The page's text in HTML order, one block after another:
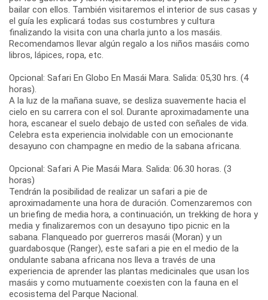
bailar con ellos. También visitaremos el interior de sus casas y
el guía les explicará todas sus costumbres y cultura
finalizando la visita con una charla junto a los masáis.
Recomendamos llevar algún regalo a los niños masáis como
libros, lápices, ropa, etc.
Opcional: Safari En Globo En Masái Mara. Salida: 05,30 hrs. (4
horas).
A la luz de la mañana suave, se desliza suavemente hacia el
cielo en su carrera con el sol. Durante aproximadamente una
hora, escanear el suelo debajo de usted con señales de vida.
Celebra esta experiencia inolvidable con un emocionante
desayuno con champagne en medio de la sabana africana.
Opcional: Safari A Pie Masái Mara. Salida: 06.30 horas. (3
horas)
Tendrán la posibilidad de realizar un safari a pie de
aproximadamente una hora de duración. Comenzaremos con
un briefing de media hora, a continuación, un trekking de hora y
media y finalizaremos con un desayuno tipo picnic en la
sabana. Flanqueado por guerreros masái (Moran) y un
guardabosque (Ranger), este safari a pie en el medio de la
ondulante sabana africana nos lleva a través de una
experiencia de aprender las plantas medicinales que usan los
masáis y como mutuamente coexisten con la fauna en el
ecosistema del Parque Nacional.